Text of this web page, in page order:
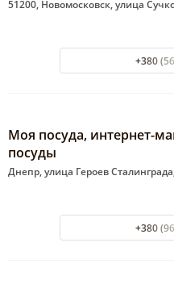
51200, Новомосковск, улица
+380
Моя посуда, интернет-
посуды
Днепр, улица Героев
+380